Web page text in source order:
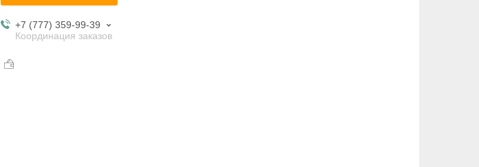
+7 (777) 359-99-39
Координация заказов